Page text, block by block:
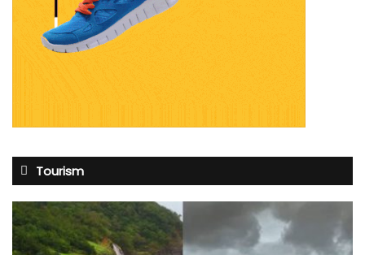
Tourism